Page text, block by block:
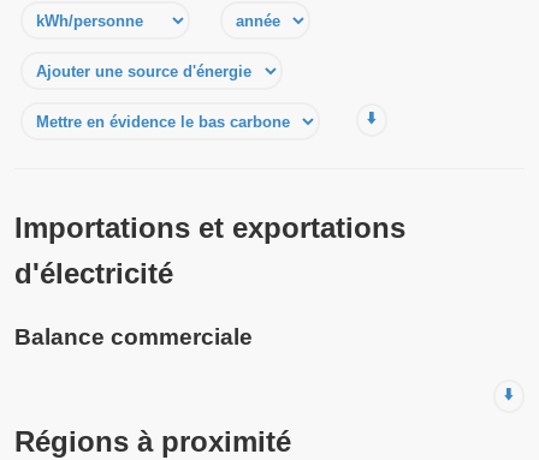
⬇️
Importations et exportations
d'électricité
Balance commerciale
⬇️
Régions à proximité